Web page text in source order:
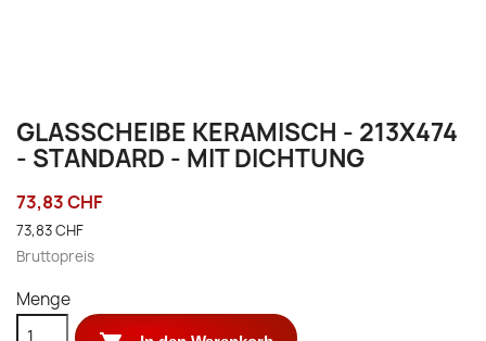
GLASSCHEIBE KERAMISCH - 213X474
- STANDARD - MIT DICHTUNG
73,83 CHF
73,83 CHF
Bruttopreis
Menge